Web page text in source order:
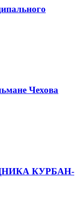
Чехова
КУРБАН-